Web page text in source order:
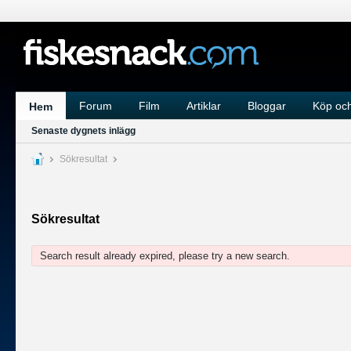
Hem Forum Film Artiklar Bloggar Köp
Senaste dygnets inlägg
Sökresultat
Sökresultat
Search result already expired, please try a new search.